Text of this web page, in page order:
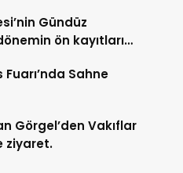
Gündüz
ön kayıtları
Sahne
Görgel’den Vakıflar
ziyaret.